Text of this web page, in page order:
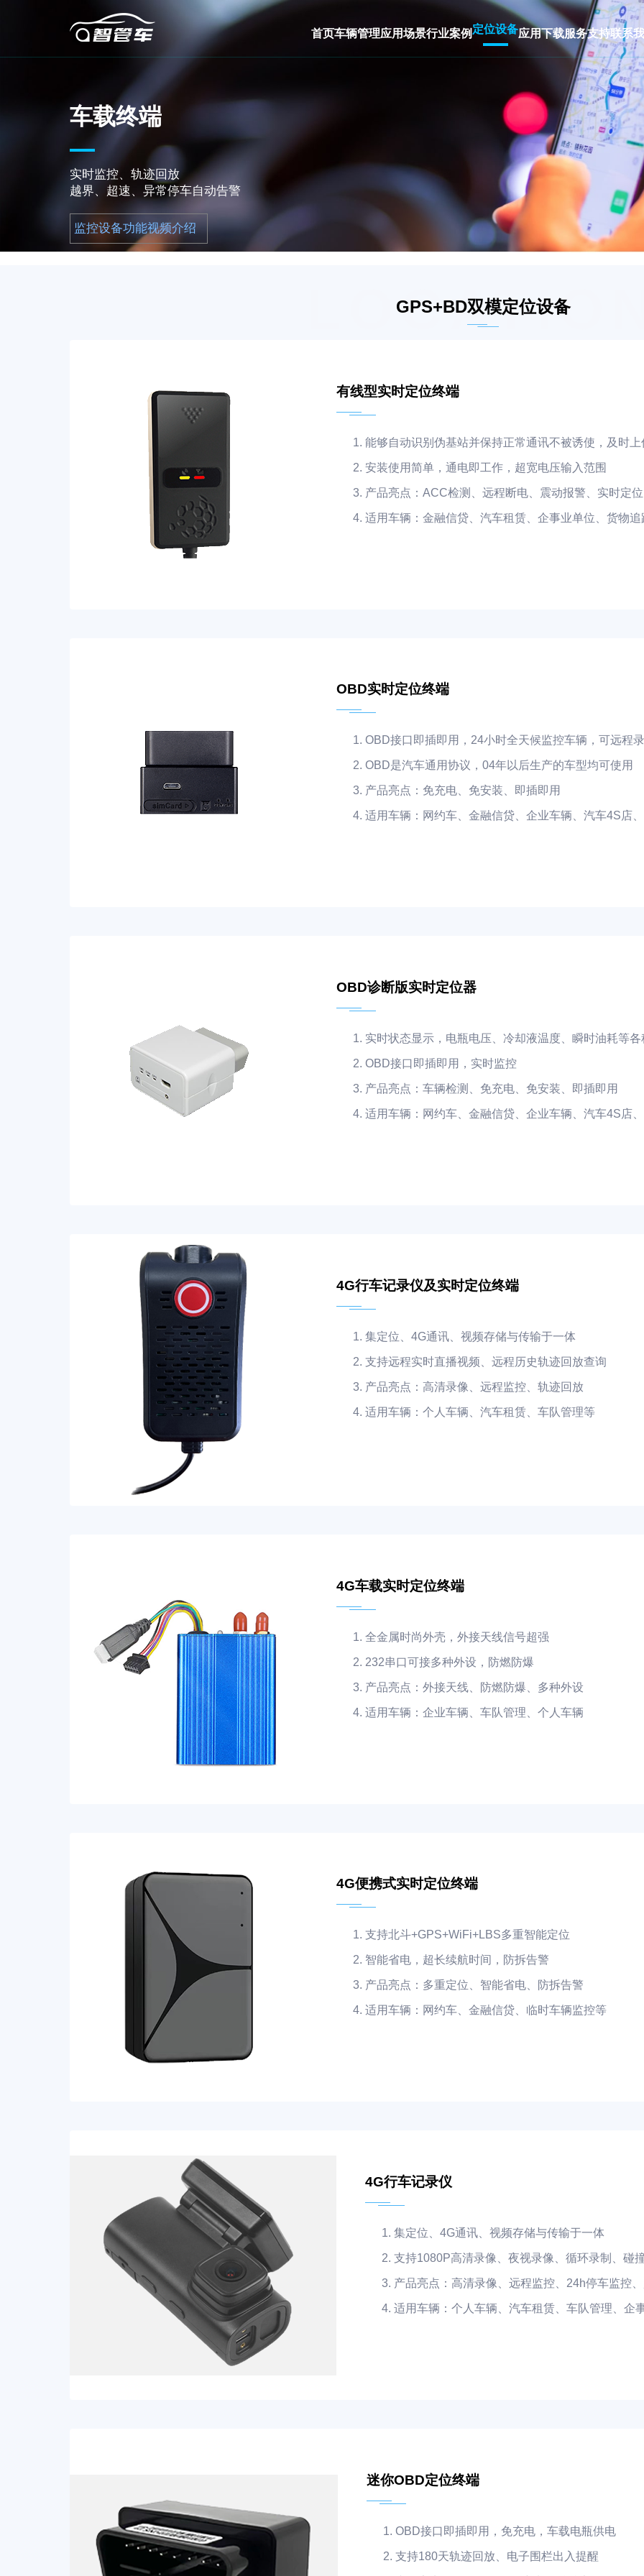
首页车辆管理应用场景行业案例 定位设备应用下载服务支持联系
车载终端
实时监控、轨迹回放
越界、超速、异常停车自动告警
监控设备功能视频介绍
GPS+BD双模定位设备
有线型实时定位终端
能够自动识别伪基站并保持正常通讯不被诱使，及时
安装使用简单，通电即工作，超宽电压输入范围
产品亮点：ACC检测、远程断电、震动报警、实时定位
适用车辆：金融信贷、汽车租赁、企事业单位、货物追
OBD实时定位终端
OBD接口即插即用，24小时全天候监控车辆，可远程
OBD是汽车通用协议，04年以后生产的车型均可使用
产品亮点：免充电、免安装、即插即用
适用车辆：网约车、金融信贷、企业车辆、汽车4S店
OBD诊断版实时定位器
实时状态显示，电瓶电压、冷却液温度、瞬时油耗等
OBD接口即插即用，实时监控
产品亮点：车辆检测、免充电、免安装、即插即用
适用车辆：网约车、金融信贷、企业车辆、汽车4S店
4G行车记录仪及实时定位终端
集定位、4G通讯、视频存储与传输于一体
支持远程实时直播视频、远程历史轨迹回放查询
产品亮点：高清录像、远程监控、轨迹回放
适用车辆：个人车辆、汽车租赁、车队管理等
4G车载实时定位终端
全金属时尚外壳，外接天线信号超强
232串口可接多种外设，防燃防爆
产品亮点：外接天线、防燃防爆、多种外设
适用车辆：企业车辆、车队管理、个人车辆
4G便携式实时定位终端
支持北斗+GPS+WiFi+LBS多重智能定位
智能省电，超长续航时间，防拆告警
产品亮点：多重定位、智能省电、防拆告警
适用车辆：网约车、金融信贷、临时车辆监控等
4G行车记录仪
集定位、4G通讯、视频存储与传输于一体
支持1080P高清录像、夜视录像、循环录制、碰
产品亮点：高清录像、远程监控、24h停车监控
适用车辆：个人车辆、汽车租赁、车队管理、企
迷你OBD定位终端
OBD接口即插即用，免充电，车载电瓶供电
支持180天轨迹回放、电子围栏出入提醒